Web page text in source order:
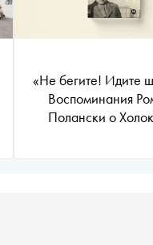
«Не бегите! Идите
Воспоминания
Полански о